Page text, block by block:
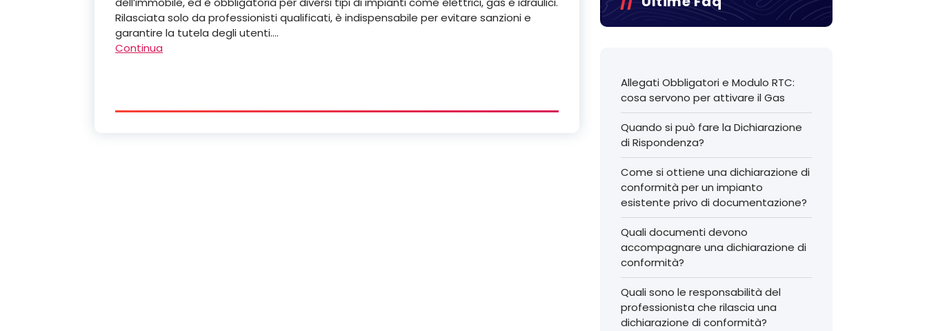
Rilasciata solo da professionisti qualificati, è indispensabile per evitare sanzioni e
garantire la tutela degli utenti.…
Continua
Allegati Obbligatori e Modulo RTC:
cosa servono per attivare il Gas
Quando si può fare la Dichiarazione
di Rispondenza?
Come si ottiene una dichiarazione di
conformità per un impianto
esistente privo di documentazione?
Quali documenti devono
accompagnare una dichiarazione di
conformità?
Quali sono le responsabilità del
professionista che rilascia una
dichiarazione di conformità?